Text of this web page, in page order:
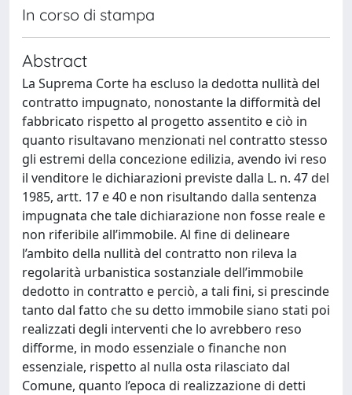
In corso di stampa
Abstract
La Suprema Corte ha escluso la dedotta nullità del
contratto impugnato, nonostante la difformità del
fabbricato rispetto al progetto assentito e ciò in
quanto risultavano menzionati nel contratto stesso
gli estremi della concezione edilizia, avendo ivi reso
il venditore le dichiarazioni previste dalla L. n. 47 del
1985, artt. 17 e 40 e non risultando dalla sentenza
impugnata che tale dichiarazione non fosse reale e
non riferibile all’immobile. Al fine di delineare
l’ambito della nullità del contratto non rileva la
regolarità urbanistica sostanziale dell’immobile
dedotto in contratto e perciò, a tali fini, si prescinde
tanto dal fatto che su detto immobile siano stati poi
realizzati degli interventi che lo avrebbero reso
difforme, in modo essenziale o finanche non
essenziale, rispetto al nulla osta rilasciato dal
Comune, quanto l’epoca di realizzazione di detti